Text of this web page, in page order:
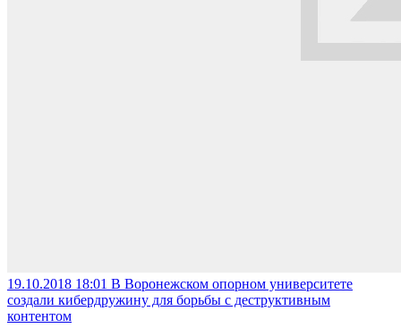
19.10.2018 18:01 В Воронежском опорном университете
создали кибердружину для борьбы с деструктивным
контентом